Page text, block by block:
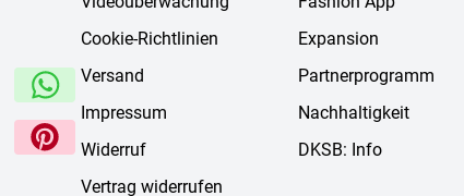
Cookie-Richtlinien
Versand
Impressum
Widerruf
Vertrag widerrufen
Expansion
Partnerprogramm
Nachhaltigkeit
DKSB: Info